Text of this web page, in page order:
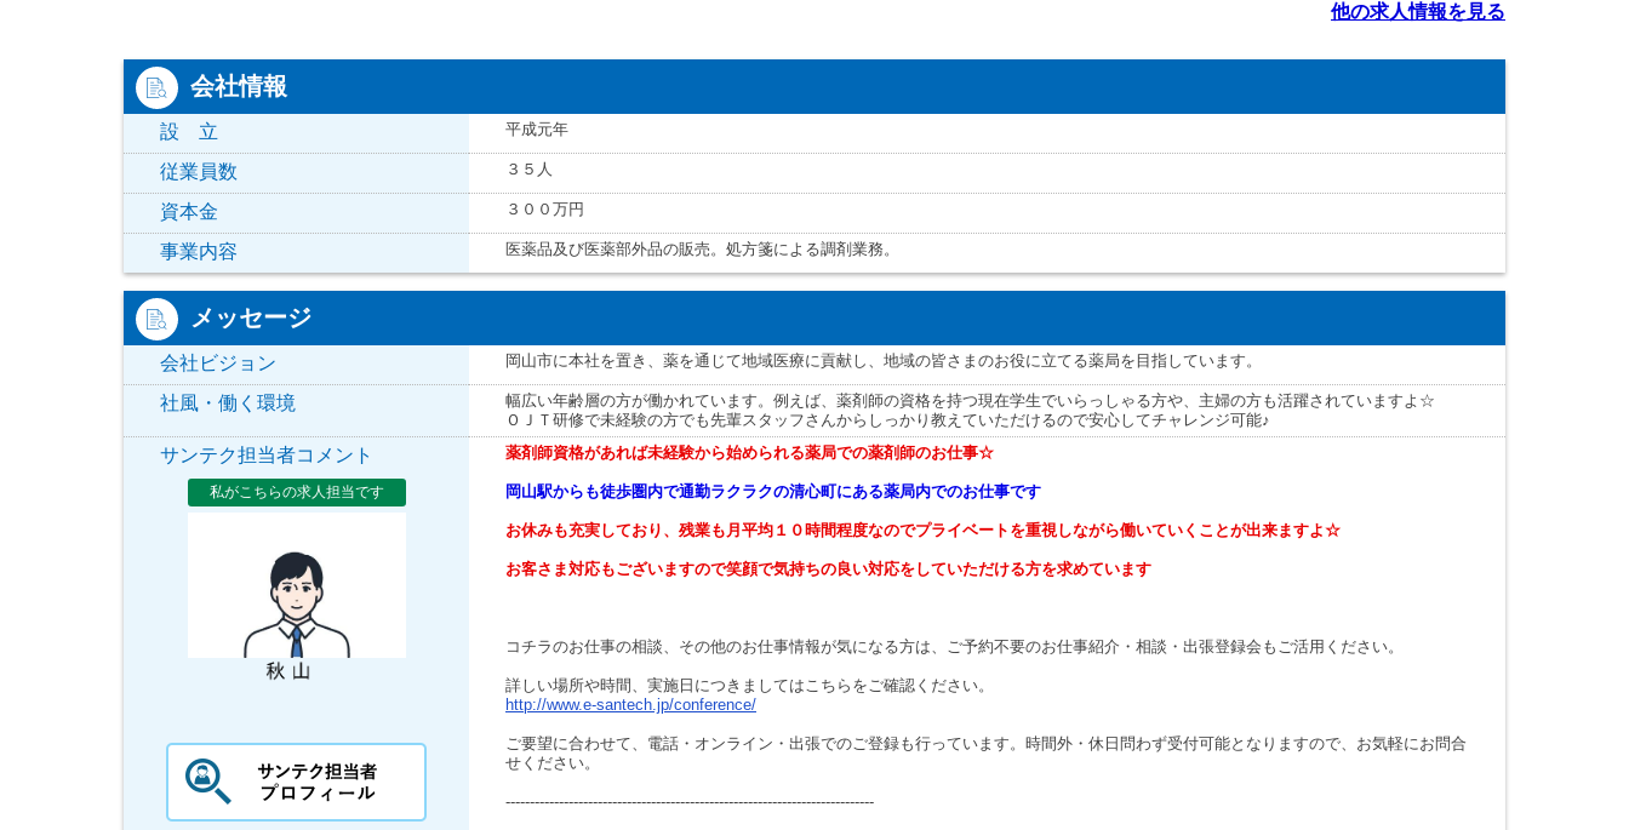
他の求人情報を見る
会社情報
設 立 平成元年
従業員数 ３５人
資本金 ３００万円
事業内容 医薬品及び医薬部外品の販売。処方箋による調剤業務。
メッセージ
会社ビジョン 岡山市に本社を置き、薬を通じて地域医療に貢献し、地域の皆さまのお役に立てる薬局を目指しています。
社風・働く環境
幅広い年齢層の方が働かれています。例えば、薬剤師の資格を持つ現在学生でいらっしゃる方や、主婦の方も活躍されていますよ☆
ＯＪＴ研修で未経験の方でも先輩スタッフさんからしっかり教えていただけるので安心してチャレンジ可能♪
サンテク担当者コメント
私がこちらの求人担当です
薬剤師資格があれば未経験から始められる薬局での薬剤師のお仕事☆
岡山駅からも徒歩圏内で通勤ラクラクの清心町にある薬局内でのお仕事です
お休みも充実しており、残業も月平均１０時間程度なのでプライベートを重視しながら働いていくことが出来ますよ☆
お客さま対応もございますので笑顔で気持ちの良い対応をしていただける方を求めています
コチラのお仕事の相談、その他のお仕事情報が気になる方は、ご予約不要のお仕事紹介・相談・出張登録会もご活用ください。
詳しい場所や時間、実施日につきましてはこちらをご確認ください。
http://www.e-santech.jp/conference/
ご要望に合わせて、電話・オンライン・出張でのご登録も行っています。時間外・休日問わず受付可能となりますので、お気軽にお問合
せください。
----------------------------------------------------------------------------